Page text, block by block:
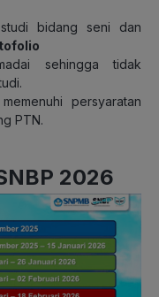
bidang seni dan
sehingga tidak
persyaratan
PTN.
2026